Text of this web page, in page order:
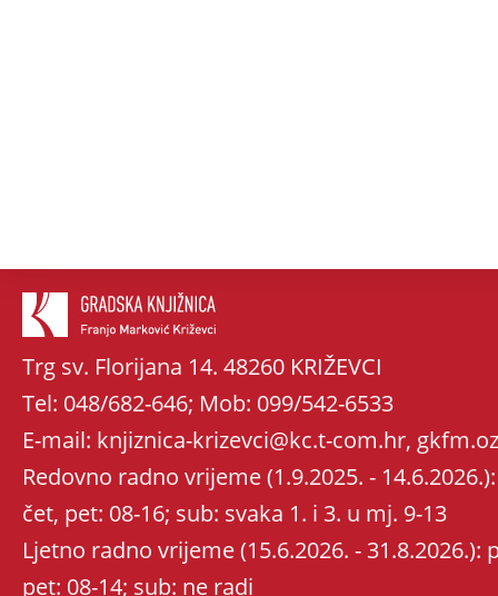
Trg sv. Florijana 14. 48260 KRIŽEVCI
Tel: 048/682-646; Mob: 099/542-6533
E-mail: knjiznica-krizevci@kc.t-com.hr,
Redovno radno vrijeme (1.9.2025. -
čet, pet: 08-16; sub: svaka 1. i 3. u mj. 9-13
Ljetno radno vrijeme (15.6.2026. - 31.8.2026.):
pet: 08-14; sub: ne radi